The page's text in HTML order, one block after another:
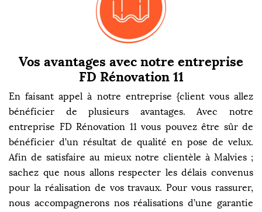
Vos avantages avec notre entreprise
FD Rénovation 11
En faisant appel à notre entreprise {client vous allez
bénéficier de plusieurs avantages. Avec notre
entreprise FD Rénovation 11 vous pouvez être sûr de
bénéficier d’un résultat de qualité en pose de velux.
Afin de satisfaire au mieux notre clientèle à Malvies ;
sachez que nous allons respecter les délais convenus
pour la réalisation de vos travaux. Pour vous rassurer,
nous accompagnerons nos réalisations d’une garantie